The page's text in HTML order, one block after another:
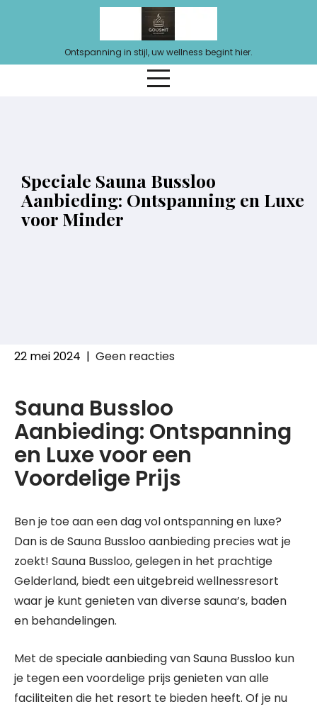
Ontspanning in stijl, uw wellness begint hier.
Speciale Sauna Bussloo
Aanbieding: Ontspanning en Luxe
voor Minder
22 mei 2024 | Geen reacties
Sauna Bussloo
Aanbieding: Ontspanning
en Luxe voor een
Voordelige Prijs
Ben je toe aan een dag vol ontspanning en luxe?
Dan is de Sauna Bussloo aanbieding precies wat je
zoekt! Sauna Bussloo, gelegen in het prachtige
Gelderland, biedt een uitgebreid wellnessresort
waar je kunt genieten van diverse sauna’s, baden
en behandelingen.
Met de speciale aanbieding van Sauna Bussloo kun
je tegen een voordelige prijs genieten van alle
faciliteiten die het resort te bieden heeft. Of je nu